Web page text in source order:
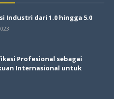
Industri dari 1.0 hingga 5.0
Profesional sebagai
Internasional untuk